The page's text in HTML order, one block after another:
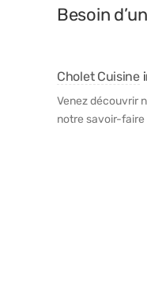
Besoin
Cholet Cuisine
Venez découvrir
notre savoir-faire